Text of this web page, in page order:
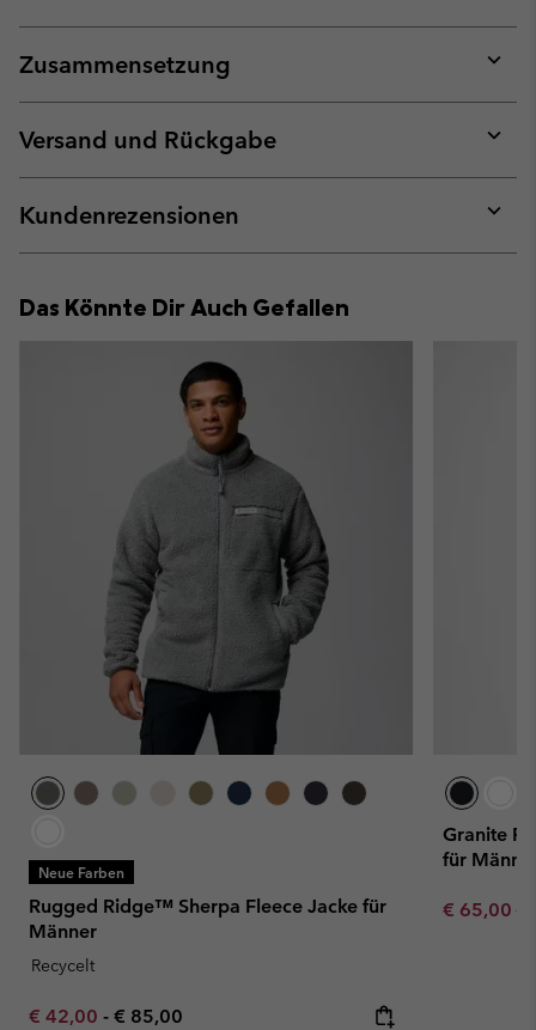
Zusammensetzung
or
Versand und Rückgabe
or
Kundenrezensionen
or
Das Könnte Dir Auch Gefallen
Neue Farben
Rugged Ridge™ Sherpa Fleece Jacke für
Männer
Recycelt
Minimum sale price:
€ 42,00 - Maximum price:
€ 85,00
Granite
für
Sale price:
€ 65,00€